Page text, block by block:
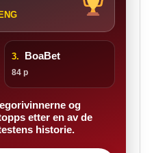
3. BoaBet
84 p
og
etter en av de
historie.